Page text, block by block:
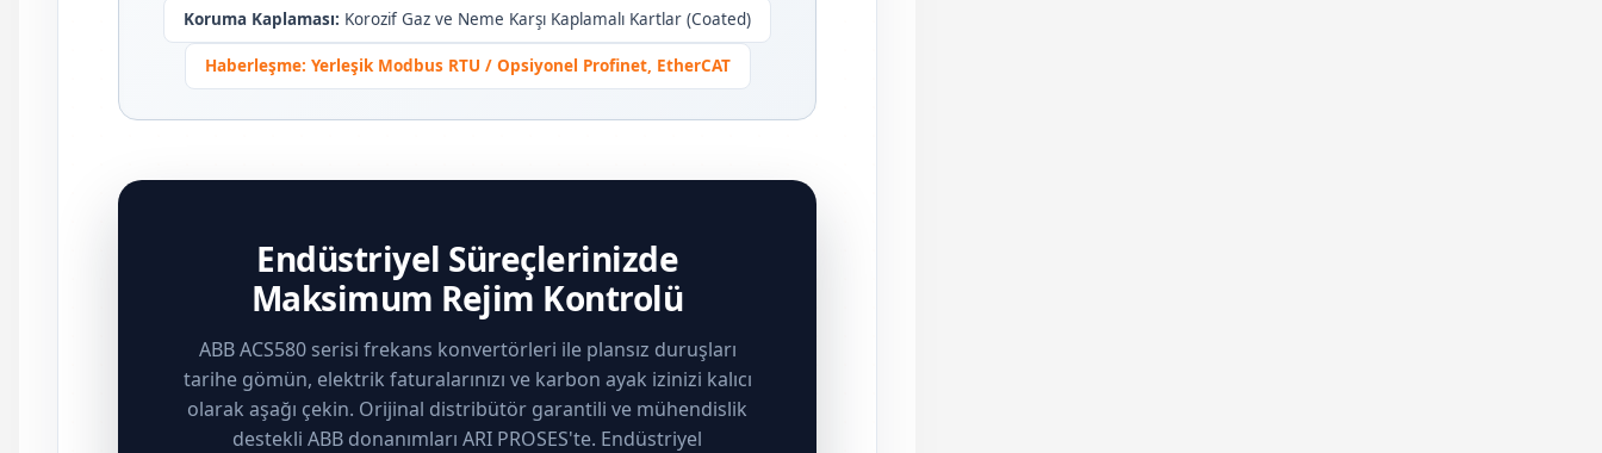
Koruma Kaplaması: Korozif Gaz ve Neme Karşı Kaplamalı Kartlar (Coated)
Haberleşme: Yerleşik Modbus RTU / Opsiyonel Profinet, EtherCAT
Endüstriyel Süreçlerinizde
Maksimum Rejim Kontrolü
ABB ACS580 serisi frekans konvertörleri ile plansız duruşları
tarihe gömün, elektrik faturalarınızı ve karbon ayak izinizi kalıcı
olarak aşağı çekin. Orijinal distribütör garantili ve mühendislik
destekli ABB donanımları ARI PROSES'te. Endüstriyel